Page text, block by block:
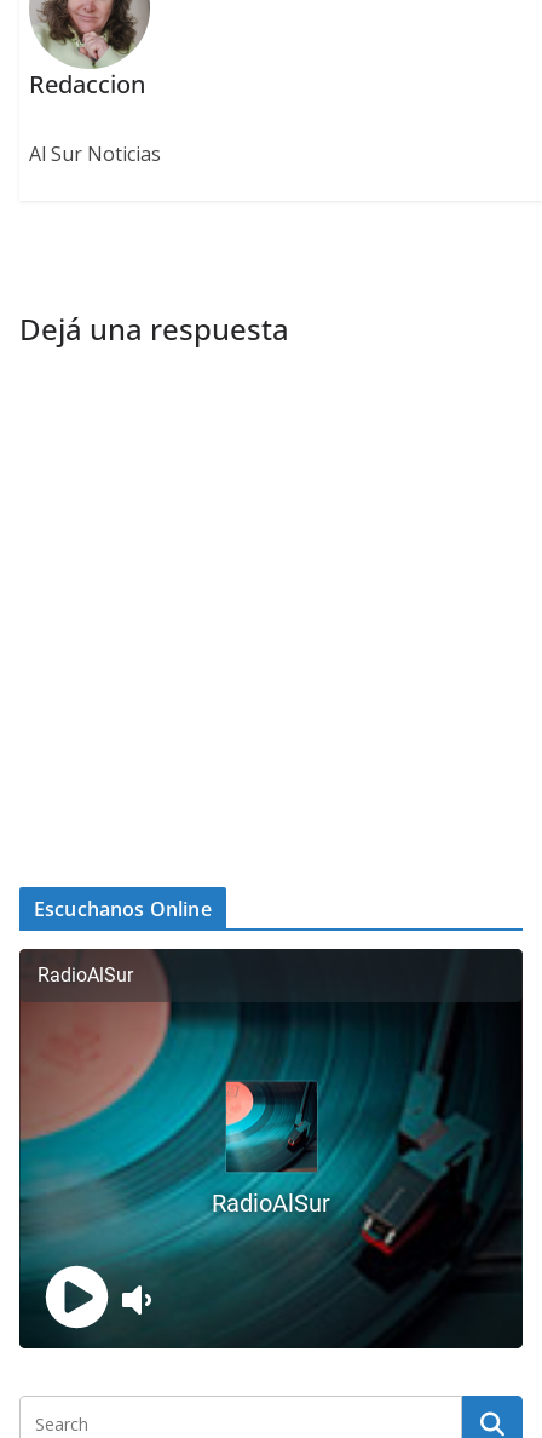
Redaccion
Al Sur Noticias
Dejá una respuesta
Escuchanos Online